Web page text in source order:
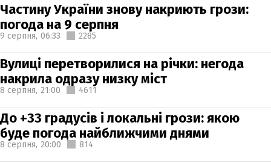
Частину України знову накриють грози:
погода на 9 серпня
9 серпня, 06:33 2285
Вулиці перетворилися на річки: негода
накрила одразу низку міст
8 серпня, 21:00 4611
До +33 градусів і локальні грози: якою
буде погода найближчими днями
8 серпня, 20:00 814